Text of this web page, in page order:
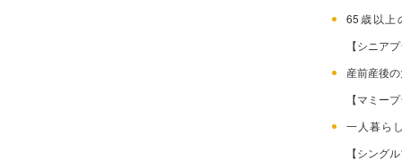
65歳以
【シニア
産前産
【マミー
一人暮
【シング